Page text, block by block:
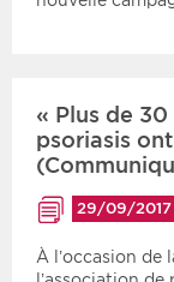
« Plus de
psoriasis
29/09/2017
À l’occasion de